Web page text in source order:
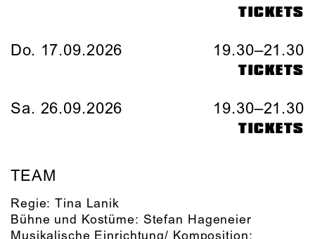
TICKETS
Do. 17.09.2026 19.30–21.30
TICKETS
Sa. 26.09.2026 19.30–21.30
TICKETS
TEAM
Regie:Tina Lanik
Bühne und Kostüme: Stefan Hageneier